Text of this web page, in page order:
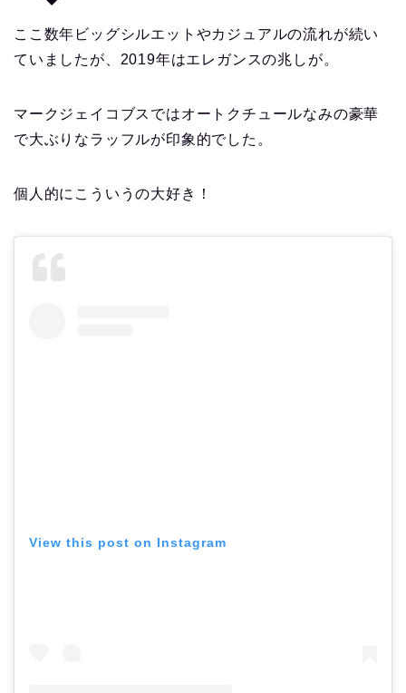
ここ数年ビッグシルエットやカジュアルの流れが続い
ていましたが、2019年はエレガンスの兆しが。
マークジェイコブスではオートクチュールなみの豪華
で大ぶりなラッフルが印象的でした。
個人的にこういうの大好き！
View this post on Instagram